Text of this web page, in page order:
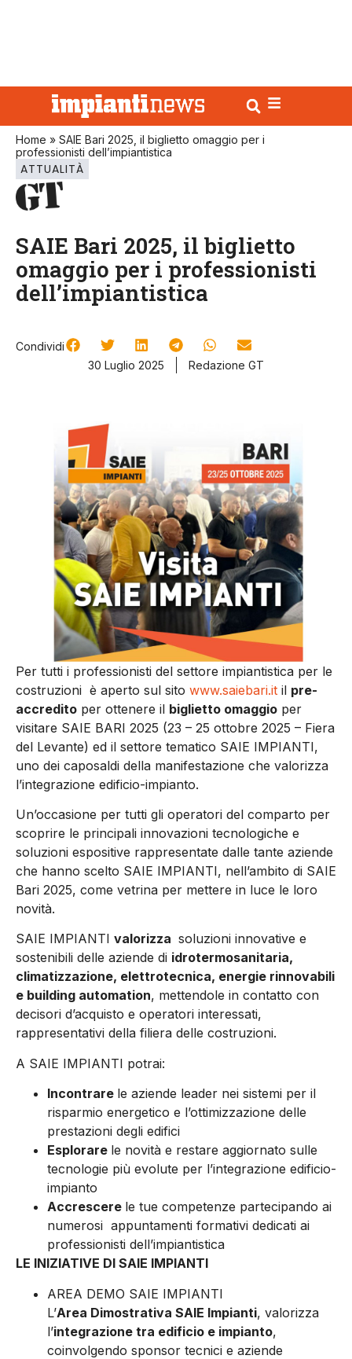
Home » SAIE Bari 2025, il biglietto omaggio per i
professionisti dell’impiantistica
ATTUALITÀ
SAIE Bari 2025, il biglietto
omaggio per i professionisti
dell’impiantistica
Condividi
30 Luglio 2025
Redazione GT
Per tutti i professionisti del settore impiantistica per le
costruzioni è aperto sul sito www.saiebari.it il pre-
accredito per ottenere il biglietto omaggio per
visitare SAIE BARI 2025 (23 – 25 ottobre 2025 – Fiera
del Levante) ed il settore tematico SAIE IMPIANTI,
uno dei caposaldi della manifestazione che valorizza
l’integrazione edificio-impianto.
Un’occasione per tutti gli operatori del comparto per
scoprire le principali innovazioni tecnologiche e
soluzioni espositive rappresentate dalle tante aziende
che hanno scelto SAIE IMPIANTI, nell’ambito di SAIE
Bari 2025, come vetrina per mettere in luce le loro
novità.
SAIE IMPIANTI valorizza soluzioni innovative e
sostenibili delle aziende di idrotermosanitaria,
climatizzazione, elettrotecnica, energie rinnovabili
e building automation, mettendole in contatto con
decisori d’acquisto e operatori interessati,
rappresentativi della filiera delle costruzioni.
A SAIE IMPIANTI potrai:
Incontrare le aziende leader nei sistemi per il
risparmio energetico e l’ottimizzazione delle
prestazioni degli edifici
Esplorare le novità e restare aggiornato sulle
tecnologie più evolute per l’integrazione edificio-
impianto
Accrescere le tue competenze partecipando ai
numerosi appuntamenti formativi dedicati ai
professionisti dell’impiantistica
LE INIZIATIVE DI SAIE IMPIANTI
AREA DEMO SAIE IMPIANTI
L’Area Dimostrativa SAIE Impianti, valorizza
l’integrazione tra edificio e impianto,
coinvolgendo sponsor tecnici e aziende